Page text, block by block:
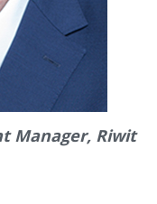
Manager, Riwit